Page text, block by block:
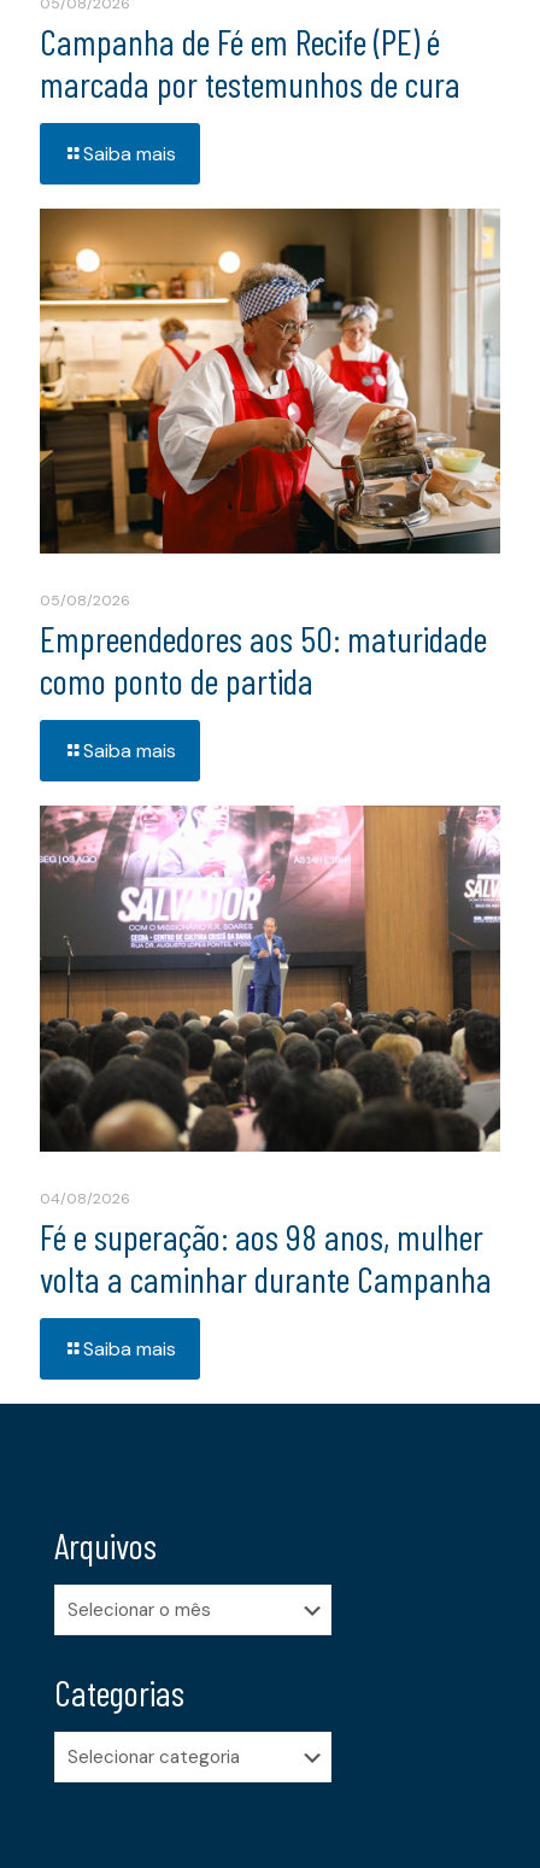
Campanha de Fé em Recife (PE) é
marcada por testemunhos de cura
Saiba mais
05/08/2026
Empreendedores aos 50: maturidade
como ponto de partida
Saiba mais
04/08/2026
Fé e superação: aos 98 anos, mulher
volta a caminhar durante Campanha
Saiba mais
Arquivos
Arquivos
Categorias
Categorias